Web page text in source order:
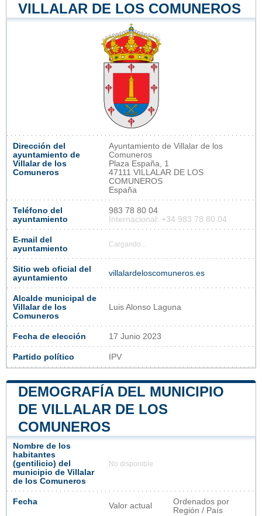
VILLALAR DE LOS COMUNEROS
Dirección del
ayuntamiento de
Villalar de los
Comuneros
Ayuntamiento de Villalar de los
Comuneros
Plaza España, 1
47111 VILLALAR DE LOS
COMUNEROS
España
Teléfono del
ayuntamiento
983 78 80 04
Internacional: +34 983 78 80 04
E-mail del
ayuntamiento
Cargando...
Sitio web oficial del
ayuntamiento
villalardeloscomuneros.es
Alcalde municipal de
Villalar de los
Comuneros
Luis Alonso Laguna
Fecha de elección 17 Junio 2023
Partido político IPV
DEMOGRAFÍA DEL MUNICIPIO
DE VILLALAR DE LOS
COMUNEROS
Nombre de los
habitantes
(gentilicio) del
municipio de Villalar
de los Comuneros
No disponible
Fecha Valor actual
Ordenados por
Región / País